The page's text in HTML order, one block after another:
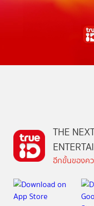
THE
อีกขั้นของค